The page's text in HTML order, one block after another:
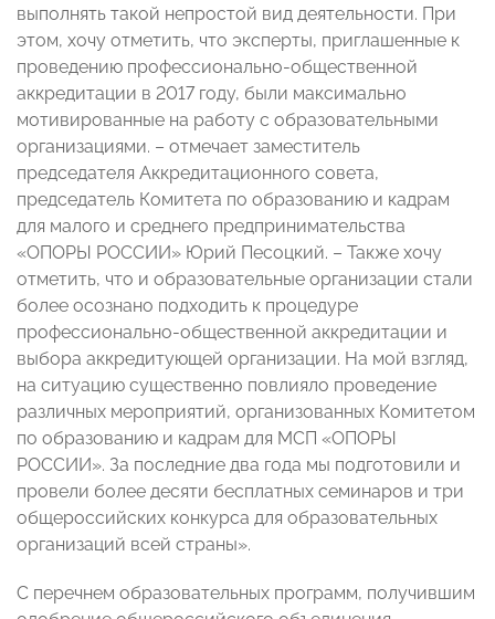
выполнять такой непростой вид деятельности. При
этом, хочу отметить, что эксперты, приглашенные к
проведению профессионально-общественной
аккредитации в 2017 году, были максимально
мотивированные на работу с образовательными
организациями. – отмечает заместитель
председателя Аккредитационного совета,
председатель Комитета по образованию и кадрам
для малого и среднего предпринимательства
«ОПОРЫ РОССИИ» Юрий Песоцкий. – Также хочу
отметить, что и образовательные организации стали
более осознано подходить к процедуре
профессионально-общественной аккредитации и
выбора аккредитующей организации. На мой взгляд,
на ситуацию существенно повлияло проведение
различных мероприятий, организованных Комитетом
по образованию и кадрам для МСП «ОПОРЫ
РОССИИ». За последние два года мы подготовили и
провели более десяти бесплатных семинаров и три
общероссийских конкурса для образовательных
организаций всей страны».
С перечнем образовательных программ, получившим